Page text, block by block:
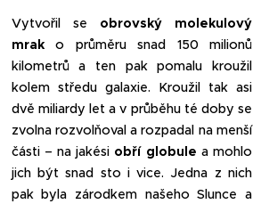
Vytvořil se obrovský molekulový
mrako průměru snad 150 milionů
kilometrů a ten pak pomalu kroužil
kolem středu galaxie. Kroužil tak asi
dvě miliardy let a v průběhu té doby se
zvolna rozvolňoval a rozpadal na menší
části – na jakési obří globule a mohlo
jich být snad sto i vice. Jedna z nich
pak byla zárodkem našeho Slunce a